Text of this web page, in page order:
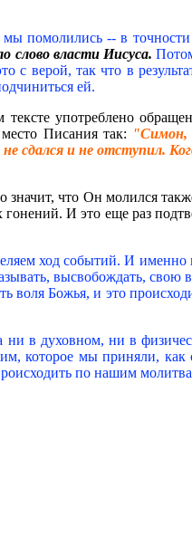
мы помолились -- в
слово власти Иисуса.
с верой, так что в
ей.
тексте употреблено
Писания так: "Симон,
и не отступил.
значит, что Он молился
И это еще раз
ход событий. И
высвобождать,
воля Божья, и это
ни в духовном, ни в
которое мы приняли,
по нашим